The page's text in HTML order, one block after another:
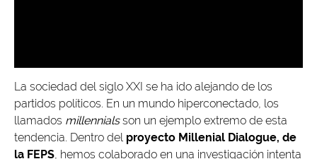
La sociedad del siglo XXI se ha ido alejando de los
partidos políticos. En un mundo hiperconectado, los
llamados millennialsson un ejemplo extremo de esta
tendencia. Dentro del proyecto Millenial Dialogue, de
la FEPS, hemos colaborado en una investigación intenta